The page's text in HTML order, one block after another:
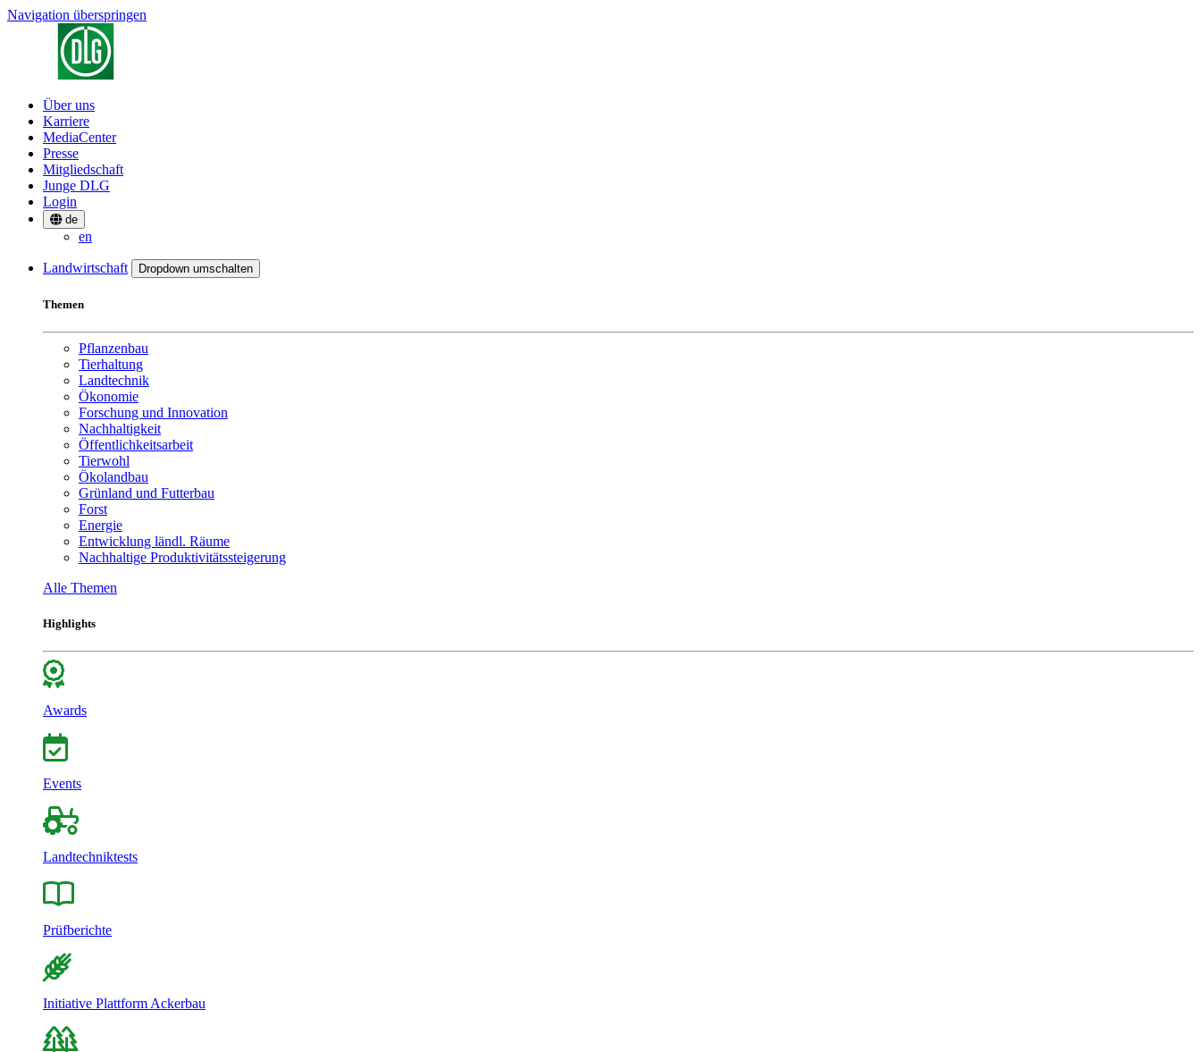
Navigation überspringen
Über uns
Karriere
MediaCenter
Presse
Mitgliedschaft
Junge DLG
Login
de
en
Landwirtschaft Dropdown umschalten
Themen
Pflanzenbau
Tierhaltung
Landtechnik
Ökonomie
Forschung und Innovation
Nachhaltigkeit
Öffentlichkeitsarbeit
Tierwohl
Ökolandbau
Grünland und Futterbau
Forst
Energie
Entwicklung ländl. Räume
Nachhaltige Produktivitätssteigerung
Alle Themen
Highlights
Awards
Events
Landtechniktests
Prüfberichte
Initiative Plattform Ackerbau